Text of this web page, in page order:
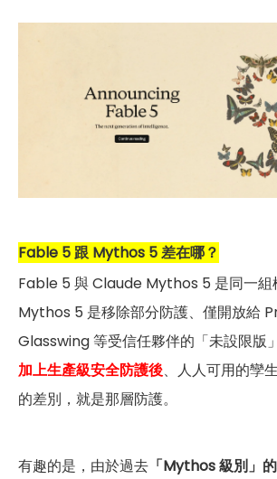
Fable 5 跟 Mythos 5 差在哪？
Fable 5 與 Claude Mythos 5 是同一組
Mythos 5 是移除部分防護、僅開放給
Glasswing 等受信任夥伴的「未設限版
加上生產級安全防護後、人人可用的孿
的差別，就是那層防護。
有趣的是，由於過去 「Mythos 級別」